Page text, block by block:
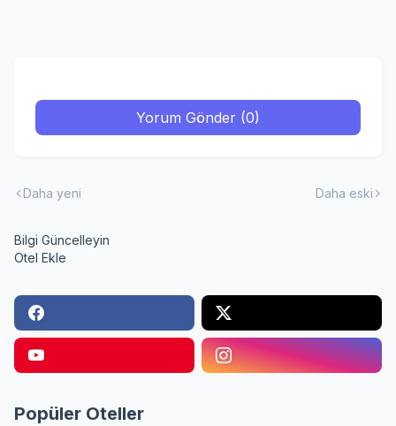
Yorum Gönder (0)
Daha yeni Daha eski
Bilgi Güncelleyin
Otel Ekle
Popüler Oteller